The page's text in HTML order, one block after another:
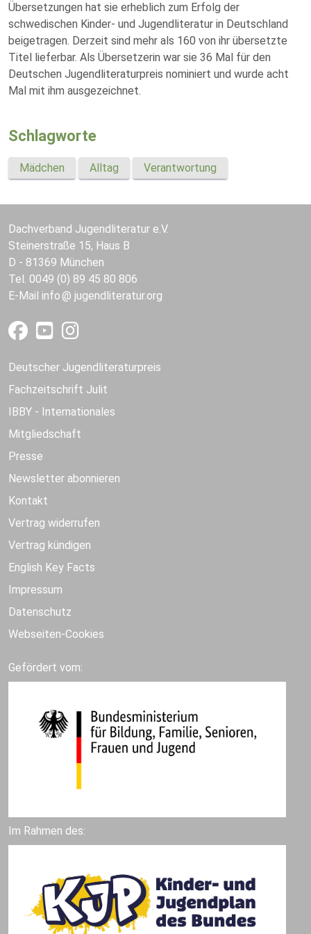
Übersetzungen hat sie erheblich zum Erfolg der
schwedischen Kinder- und Jugendliteratur in Deutschland
beigetragen. Derzeit sind mehr als 160 von ihr übersetzte
Titel lieferbar. Als Übersetzerin war sie 36 Mal für den
Deutschen Jugendliteraturpreis nominiert und wurde acht
Mal mit ihm ausgezeichnet.
Schlagworte
Mädchen Alltag Verantwortung
Dachverband Jugendliteratur e.V.
Steinerstraße 15, Haus B
D - 81369 München
Tel. 0049 (0) 89 45 80 806
E-Mail info jugendliteratur.org
Deutscher Jugendliteraturpreis
Fachzeitschrift Julit
IBBY - Internationales
Mitgliedschaft
Presse
Newsletter abonnieren
Kontakt
Vertrag widerrufen
Vertrag kündigen
English Key Facts
Impressum
Datenschutz
Webseiten-Cookies
Gefördert vom:
Im Rahmen des: